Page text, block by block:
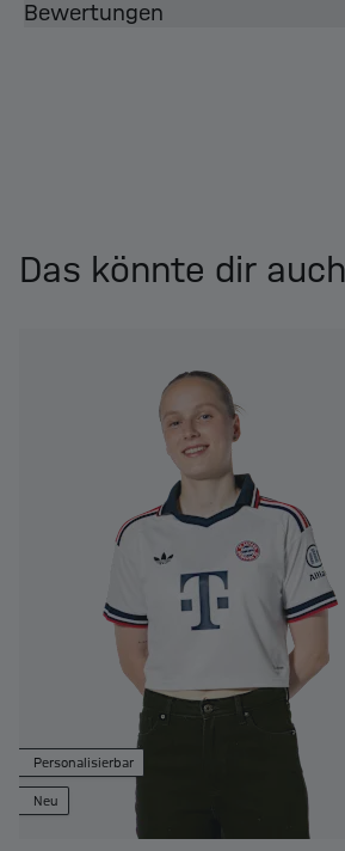
Bewertungen
Das könnte dir
Personalisierbar
Neu